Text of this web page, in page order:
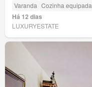
Varanda Cozinha equipada
Há 12 dias
LUXURYESTATE